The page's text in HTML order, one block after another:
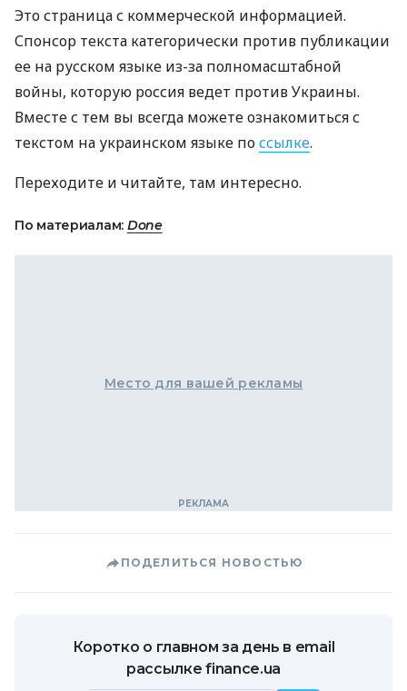
Это страница с коммерческой информацией.
Спонсор текста категорически против публикации
ее на русском языке из-за полномасштабной
войны, которую россия ведет против Украины.
Вместе с тем вы всегда можете ознакомиться с
текстом на украинском языке поссылке.
Переходите и читайте, там интересно.
По материалам: Done
Место для вашей рекламы
ПОДЕЛИТЬСЯ НОВОСТЬЮ
Коротко о главном за день в email
рассылке finance.ua